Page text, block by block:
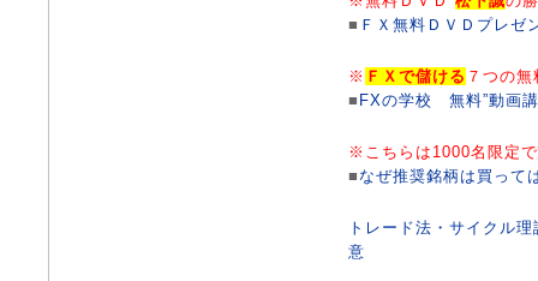
■ ＦＸ無料ＤＶＤプレゼ
※ ＦＸで儲ける ７つの無
■ FXの学校 無料”動画講
※こちらは1000名限定
■なぜ推奨銘柄は買って
トレード法・サイクル
意